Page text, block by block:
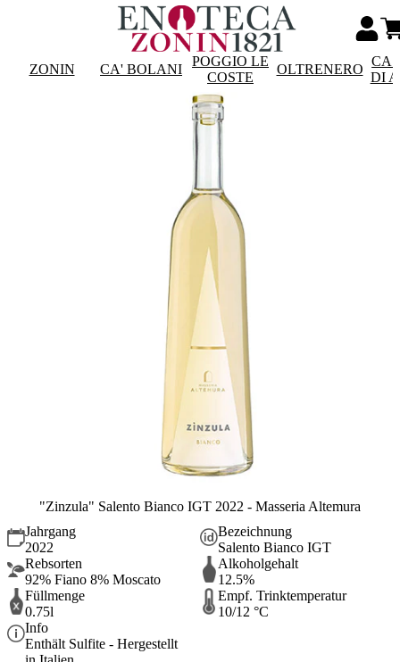
ZONIN CA' BOLANI
POGGIO LE
COSTE
OLTRENERO
DI
"Zinzula" Salento Bianco IGT 2022 - Masseria Altemura
Jahrgang
2022
Bezeichnung
Salento Bianco IGT
Rebsorten
92% Fiano 8% Moscato
Alkoholgehalt
12.5%
Füllmenge
0.75l
Empf. Trinktemperatur
10/12 °C
Info
Enthält Sulfite - Hergestellt